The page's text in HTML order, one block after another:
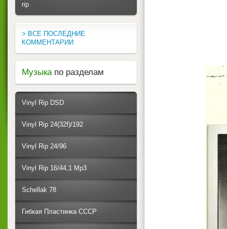
rip
> ВСЕ ПОСЛЕДНИЕ
КОММЕНТАРИИ
Музыка по разделам
Vinyl Rip DSD
Vinyl Rip 24(32f)/192
Vinyl Rip 24/96
Vinyl Rip 16/44,1 Mp3
Schellak 78
Гибкая Пластинка СССР